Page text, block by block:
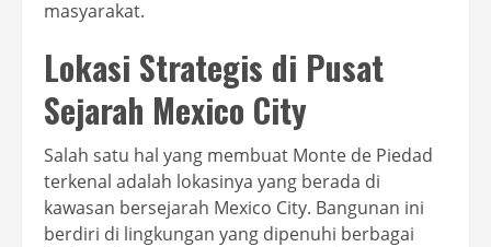
masyarakat.
Lokasi Strategis di Pusat
Sejarah Mexico City
Salah satu hal yang membuat Monte de Piedad
terkenal adalah lokasinya yang berada di
kawasan bersejarah Mexico City. Bangunan ini
berdiri di lingkungan yang dipenuhi berbagai